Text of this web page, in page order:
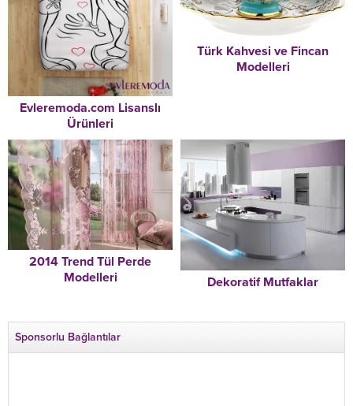
Evleremoda.com Lisanslı
Ürünleri
Türk Kahvesi ve Fincan
Modelleri
2014 Trend Tül Perde
Modelleri
Dekoratif Mutfaklar
Sponsorlu Bağlantılar